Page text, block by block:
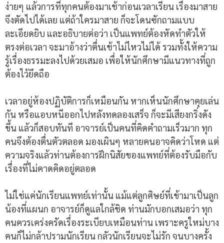
ง่ายๆ แล้วการที่ทุกคนต้องมาเช้าก่อนเวลาเรียน เรื่องมาสาย
จึงตัดไปได้เลย แต่ถ้าใครมาสาย ก็จะโดนซักถามแบบ
ละเอียดยิบ และอธิบายต่อว่า เป็นแพทย์ต้องหัดทำตัวให้
ตรงต่อเวลา จะมาอ้างว่าตื่นเช้าไม่ไหวไม่ได้ รวมทั้งให้ความ
รู้เรื่องธรรมะลงไปด้วยเสมอ เพื่อให้นักศึกษามีแนวทางที่ถูก
ต้องไว้ยึดถือ
เวลาอยู่ห้องปฏิบัติการก็เหมือนกัน หากเห็นนักศึกษาคุยเล่น
กัน หรือแอบหนีออกไปหลังทดลองเสร็จ ก็จะมีเสียงกริ่งดัง
ขึ้น แล้วก็สอบทันที อาจารย์เป็นคนที่คิดคำถามเร็วมาก ทุก
คนจึงต้องตื่นตัวตลอด มองเผินๆ หลายคนอาจคิดว่าโหด แต่
ความจริงแล้วท่านต้องการฝึกนิสัยของแพทย์ที่ต้องรับมือกับ
เรื่องที่ไม่คาดคิดอยู่ตลอด
ไม่ใช่แค่นักเรียนแพทย์เท่านั้น แม้แต่ลูกศิษย์ที่เข้ามาเป็นลูก
น้องที่แผนก อาจารย์ก็ดูแลใกล้ชิด ท่านมักบอกเสมอว่า ทุก
คนควรเคร่งครัดเรื่องระเบียบเหมือนท่าน เพราะครูใหม่บาง
คนก็ไม่กล้าปรามนักเรียน กลัวนักเรียนจะไม่รัก จนบางครั้ง